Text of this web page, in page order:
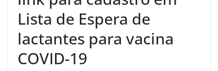
Lista de Espera de
lactantes para vacina
COVID-19